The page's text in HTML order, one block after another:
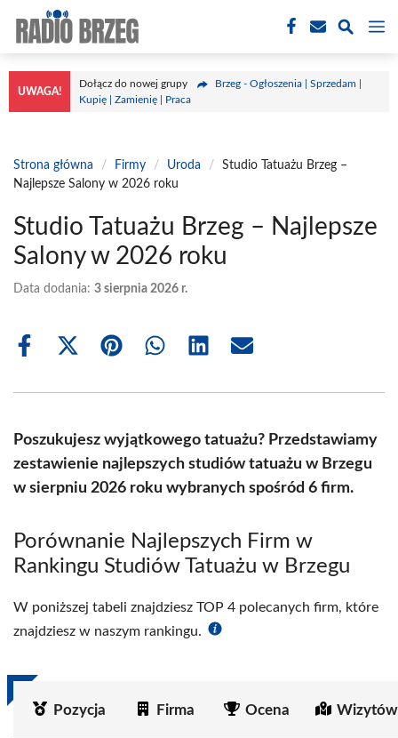
treści
UWAGA!
Dołącz do nowej grupy
Brzeg - Ogłoszenia | Sprzedam |
Kupię | Zamienię | Praca
Strona główna / Firmy / Uroda /
Studio Tatuażu Brzeg –
Najlepsze Salony w 2026 roku
Studio Tatuażu Brzeg – Najlepsze
Salony w 2026 roku
Data dodania: 3 sierpnia 2026 r.
Share
Share
(Twitter)
Share Share Share Share
Poszukujesz wyjątkowego tatuażu? Przedstawiamy
zestawienie najlepszych studiów tatuażu w Brzegu
w sierpniu 2026 roku wybranych spośród 6 firm.
Porównanie Najlepszych Firm w
Rankingu Studiów Tatuażu w Brzegu
W poniższej tabeli znajdziesz TOP 4 polecanych firm, które
znajdziesz w naszym rankingu.
Pozycja Firma Ocena